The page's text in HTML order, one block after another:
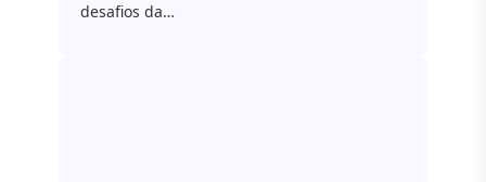
desafios da…